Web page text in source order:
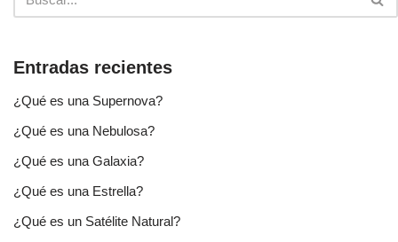
Entradas recientes
¿Qué es una Supernova?
¿Qué es una Nebulosa?
¿Qué es una Galaxia?
¿Qué es una Estrella?
¿Qué es un Satélite Natural?